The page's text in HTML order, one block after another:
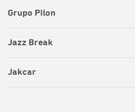
Grupo Pilon
Jazz Break
Jakcar